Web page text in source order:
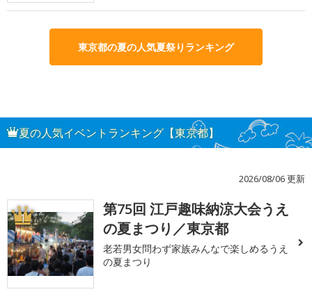
東京都の夏の人気夏祭りランキング
夏の人気イベントランキング【東京都】
2026/08/06 更新
1
第75回 江戸趣味納涼大会うえ
の夏まつり／東京都
老若男女問わず家族みんなで楽しめるうえ
の夏まつり